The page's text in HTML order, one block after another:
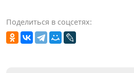
Поделиться в соцсетях: